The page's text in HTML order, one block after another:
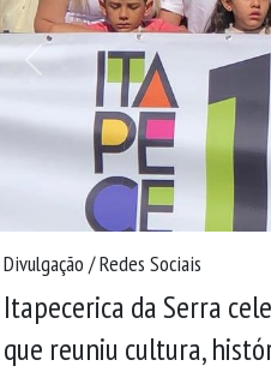
Divulgação / Redes Sociais
Itapecerica da Serra
que reuniu cultura,
Anterior